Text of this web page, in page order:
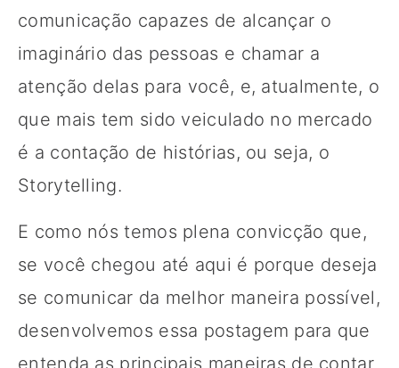
comunicação capazes de alcançar o
imaginário das pessoas e chamar a
atenção delas para você, e, atualmente, o
que mais tem sido veiculado no mercado
é a contação de histórias, ou seja, o
Storytelling.
E como nós temos plena convicção que,
se você chegou até aqui é porque deseja
se comunicar da melhor maneira possível,
desenvolvemos essa postagem para que